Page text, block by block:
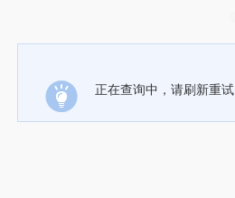
正在查询中，请刷新重试